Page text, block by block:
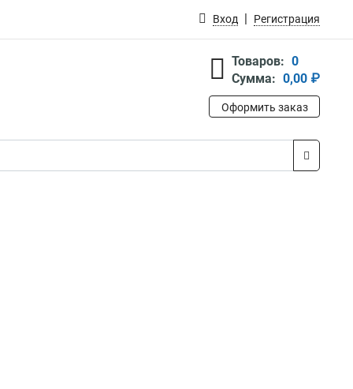
Вход Регистрация
Товаров: 0
Сумма: 0,00 ₽
Оформить заказ